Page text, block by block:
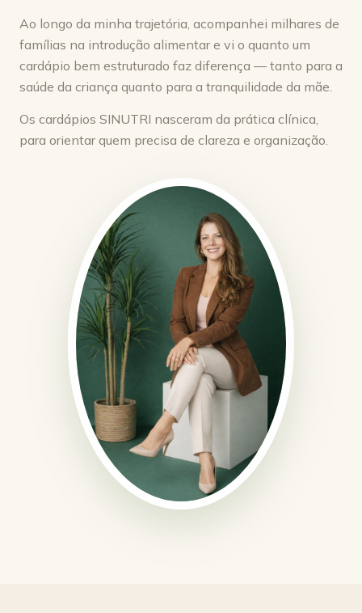
Ao longo da minha trajetória, acompanhei milhares de
famílias na introdução alimentar e vi o quanto um
cardápio bem estruturado faz diferença — tanto para a
saúde da criança quanto para a tranquilidade da mãe.
Os cardápios SINUTRI nasceram da prática clínica,
para orientar quem precisa de clareza e organização.